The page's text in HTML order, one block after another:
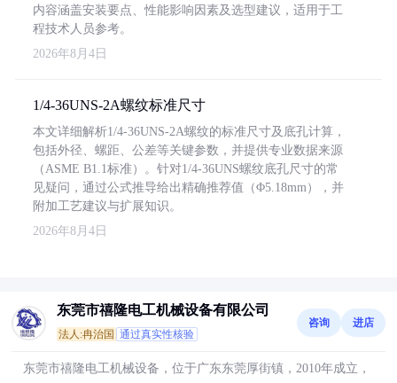
内容涵盖安装要点、性能影响因素及选型建议，适用于工
程技术人员参考。
2026年8月4日
1/4-36UNS-2A螺纹标准尺寸
本文详细解析1/4-36UNS-2A螺纹的标准尺寸及底孔计算，
包括外径、螺距、公差等关键参数，并提供专业数据来源
（ASME B1.1标准）。针对1/4-36UNS螺纹底孔尺寸的常
见疑问，通过公式推导给出精确推荐值（Φ5.18mm），并
附加工艺建议与扩展知识。
2026年8月4日
东莞市禧隆电工机械设备有限公司
法人:冉治国 通过真实性核验
咨询 进店
东莞市禧隆电工机械设备，位于广东东莞厚街镇，2010年成立，